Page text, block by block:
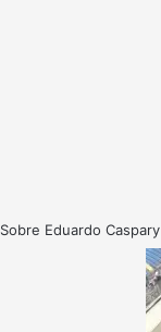
Sobre Eduardo Caspary